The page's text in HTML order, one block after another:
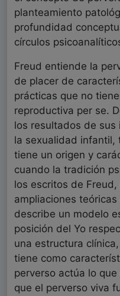
planteamiento
profundidad
círculos
Freud entiende la
de placer de
prácticas que no
reproductiva per se.
los resultados de sus
la sexualidad infantil,
tiene un origen y
cuando la tradición
los escritos de
ampliaciones
describe un modelo
posición del Yo
una estructura
tiene como
perverso actúa lo
que el perverso viva